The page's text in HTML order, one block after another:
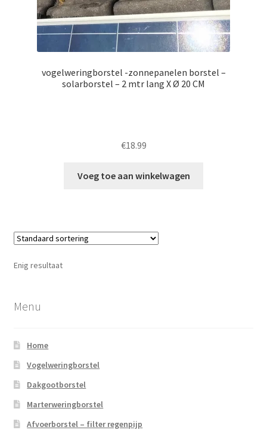
Winkelmand
vogelweringborstel -zonnepanelen borstel –
solarborstel – 2 mtr lang X Ø 20 CM
€18.99
Voeg toe aan winkelwagen
Enig resultaat
Menu
Home
Vogelweringborstel
Dakgootborstel
Marterweringborstel
Afvoerborstel – filter regenpijp